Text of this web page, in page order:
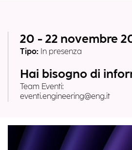
20 - 22 novembre
Tipo: In presenza
Hai bisogno di
Team Eventi:
eventi.engineering@eng.it